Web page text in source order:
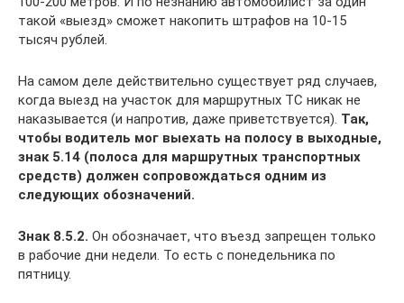
такой «выезд» сможет накопить штрафов на 10-15
тысяч рублей.
На самом деле действительно существует ряд случаев,
когда выезд на участок для маршрутных ТС никак не
наказывается (и напротив, даже приветствуется). Так,
чтобы водитель мог выехать на полосу в выходные,
знак 5.14 (полоса для маршрутных транспортных
средств) должен сопровождаться одним из
следующих обозначений.
Знак 8.5.2. Он обозначает, что въезд запрещен только
в рабочие дни недели. То есть с понедельника по
пятницу.